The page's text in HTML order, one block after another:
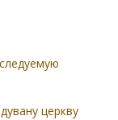
церкву